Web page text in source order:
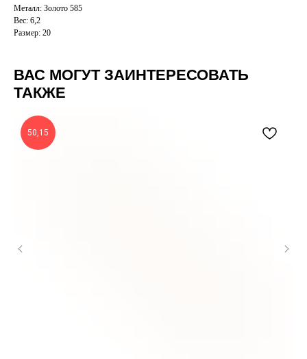
Металл: Золото 585
Вес: 6,2
Размер: 20
ВАС МОГУТ ЗАИНТЕРЕСОВАТЬ
ТАКЖЕ
50,15